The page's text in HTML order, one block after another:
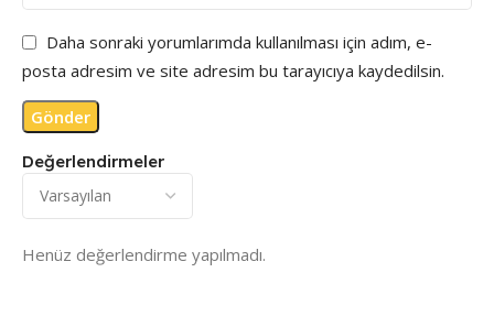
Değerlendirmeler
Henüz değerlendirme yapılmadı.
Daha sonraki yorumlarımda kullanılması için adım, e-
posta adresim ve site adresim bu tarayıcıya kaydedilsin.